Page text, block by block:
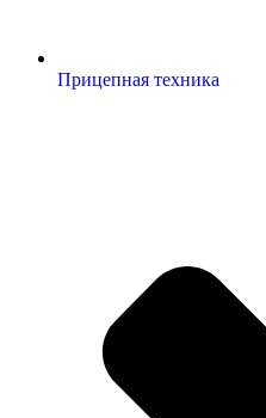
Прицепная техника